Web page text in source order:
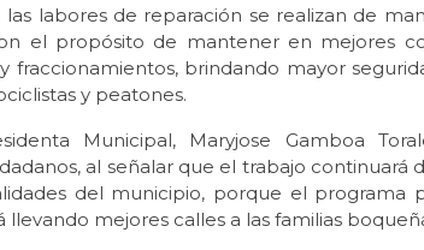
las labores de reparación se realizan de
el propósito de mantener en mejores
fraccionamientos, brindando mayor
y peatones.
Municipal, Maryjose Gamboa
al señalar que el trabajo continuará
del municipio, porque el programa
mejores calles a las familias